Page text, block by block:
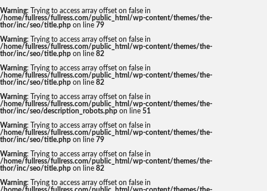
Warning: Trying to access array offset on false in
/home/fullress/fullress.com/public_html/wp-content/themes/the-
thor/inc/seo/title.php on line 79
Warning: Trying to access array offset on false in
/home/fullress/fullress.com/public_html/wp-content/themes/the-
thor/inc/seo/title.php on line 82
Warning: Trying to access array offset on false in
/home/fullress/fullress.com/public_html/wp-content/themes/the-
thor/inc/seo/title.php on line 82
Warning: Trying to access array offset on false in
/home/fullress/fullress.com/public_html/wp-content/themes/the-
thor/inc/seo/description_robots.php on line 51
Warning: Trying to access array offset on false in
/home/fullress/fullress.com/public_html/wp-content/themes/the-
thor/inc/seo/title.php on line 79
Warning: Trying to access array offset on false in
/home/fullress/fullress.com/public_html/wp-content/themes/the-
thor/inc/seo/title.php on line 82
Warning: Trying to access array offset on false in